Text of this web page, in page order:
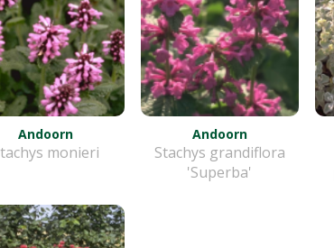
Andoorn
monieri
Andoorn
Stachys grandiflora
'Superba'